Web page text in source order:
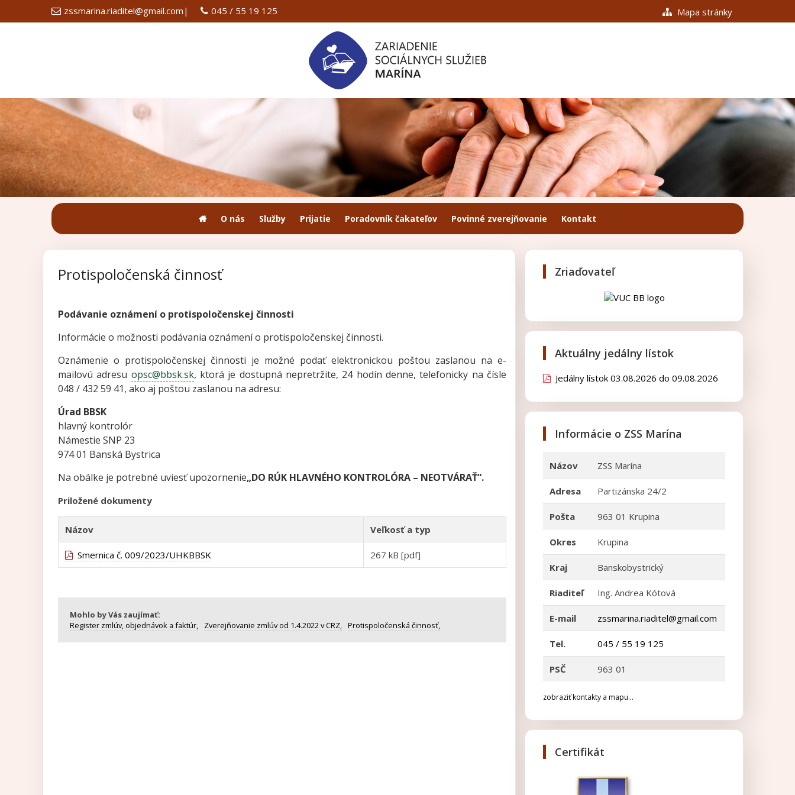
zssmarina.riaditel@gmail.com | 045 / 55 19 125 Mapa stránky
O nás Služby Prijatie Poradovník čakateľov Povinné zverejňovanie Kontakt
Protispoločenská činnosť
Podávanie oznámení o protispoločenskej činnosti
Informácie o možnosti podávania oznámení o protispoločenskej činnosti.
Oznámenie o protispoločenskej činnosti je možné podať elektronickou poštou zaslanou na e-
mailovú adresu opsc@bbsk.sk, ktorá je dostupná nepretržite, 24 hodín denne, telefonicky na čísle
048 / 432 59 41, ako aj poštou zaslanou na adresu:
Úrad BBSK
hlavný kontrolór
Námestie SNP 23
974 01 Banská Bystrica
Na obálke je potrebné uviesť upozornenie„DO RÚK HLAVNÉHO KONTROLÓRA – NEOTVÁRAŤ“.
Priložené dokumenty
Názov Veľkosť a typ
Smernica č. 009/2023/UHKBBSK 267 kB [pdf]
Mohlo by Vás zaujímať:
Register zmlúv, objednávok a faktúr,
Zverejňovanie zmlúv od 1.4.2022 v CRZ, Protispoločenská činnosť,
Zriaďovateľ
Aktuálny jedálny lístok
Jedálny lístok 03.08.2026 do 09.08.2026
Informácie o ZSS Marína
Názov ZSS Marína
Adresa Partizánska 24/2
Pošta 963 01 Krupina
Okres Krupina
Kraj Banskobystrický
Riaditeľ Ing. Andrea Kótová
E-mail zssmarina.riaditel@gmail.com
Tel. 045 / 55 19 125
PSČ 963 01
zobraziť kontakty a mapu...
Certifikát